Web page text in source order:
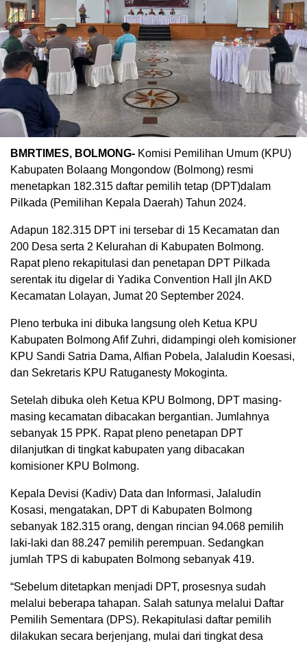
BMRTIMES, BOLMONG- Komisi Pemilihan Umum (KPU)
Kabupaten Bolaang Mongondow (Bolmong) resmi
menetapkan 182.315 daftar pemilih tetap (DPT)dalam
Pilkada (Pemilihan Kepala Daerah) Tahun 2024.
Adapun 182.315 DPT ini tersebar di 15 Kecamatan dan
200 Desa serta 2 Kelurahan di Kabupaten Bolmong.
Rapat pleno rekapitulasi dan penetapan DPT Pilkada
serentak itu digelar di Yadika Convention Hall jln AKD
Kecamatan Lolayan, Jumat 20 September 2024.
Pleno terbuka ini dibuka langsung oleh Ketua KPU
Kabupaten Bolmong Afif Zuhri, didampingi oleh komisioner
KPU Sandi Satria Dama, Alfian Pobela, Jalaludin Koesasi,
dan Sekretaris KPU Ratuganesty Mokoginta.
Setelah dibuka oleh Ketua KPU Bolmong, DPT masing-
masing kecamatan dibacakan bergantian. Jumlahnya
sebanyak 15 PPK. Rapat pleno penetapan DPT
dilanjutkan di tingkat kabupaten yang dibacakan
komisioner KPU Bolmong.
Kepala Devisi (Kadiv) Data dan Informasi, Jalaludin
Kosasi, mengatakan, DPT di Kabupaten Bolmong
sebanyak 182.315 orang, dengan rincian 94.068 pemilih
laki-laki dan 88.247 pemilih perempuan. Sedangkan
jumlah TPS di kabupaten Bolmong sebanyak 419.
“Sebelum ditetapkan menjadi DPT, prosesnya sudah
melalui beberapa tahapan. Salah satunya melalui Daftar
Pemilih Sementara (DPS). Rekapitulasi daftar pemilih
dilakukan secara berjenjang, mulai dari tingkat desa